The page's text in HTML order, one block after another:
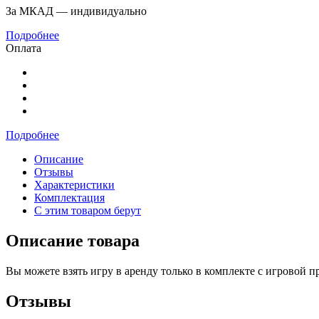
За МКАД — индивидуально
Подробнее
Оплата
Подробнее
Описание
Отзывы
Характеристики
Комплектация
С этим товаром берут
Описание товара
Вы можете взять игру в аренду только в комплекте с игровой
Отзывы